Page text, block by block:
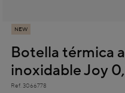
NEW
Botella térmica
inoxidable Joy
Ref. 3066778